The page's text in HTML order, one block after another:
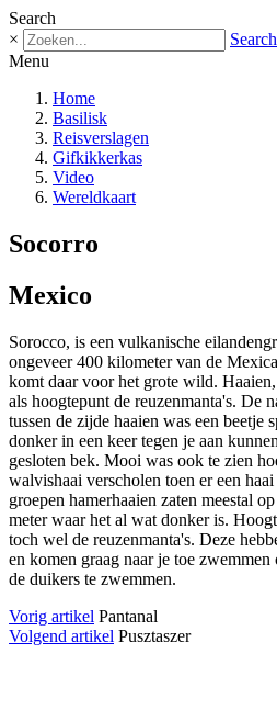
Search
×
Search
Menu
Home
Basilisk
Reisverslagen
Gifkikkerkas
Video
Wereldkaart
Socorro
Mexico
Sorocco, is een vulkanische
ongeveer 400 kilometer van de
komt daar voor het grote wild.
als hoogtepunt de reuzenmanta's. De
tussen de zijde haaien was een beetje
donker in een keer tegen je aan
gesloten bek. Mooi was ook te zien
walvishaai verscholen toen er een
groepen hamerhaaien zaten meestal
meter waar het al wat donker is.
toch wel de reuzenmanta's. Deze
en komen graag naar je toe
de duikers te zwemmen.
Vorig artikel Pantanal
Volgend artikel Pusztaszer